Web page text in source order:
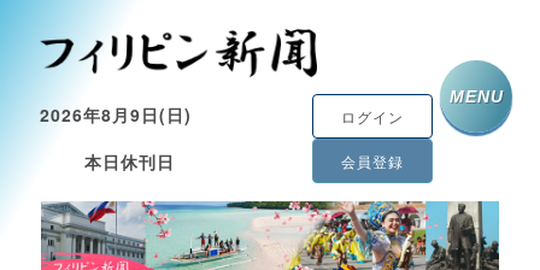
2026年8月9日(日)
本日休刊日
ログイン
会員登録
MENU